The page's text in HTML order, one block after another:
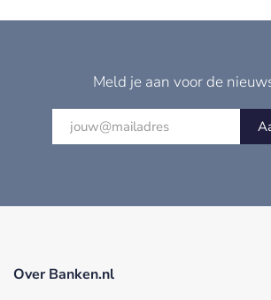
Meld je aan voor de
Over Banken.nl